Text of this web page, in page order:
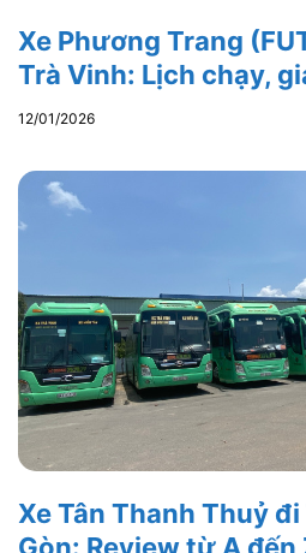
Xe Phương Trang
Trà Vinh: Lịch chạy,
12/01/2026
Xe Tân Thanh Thuỷ